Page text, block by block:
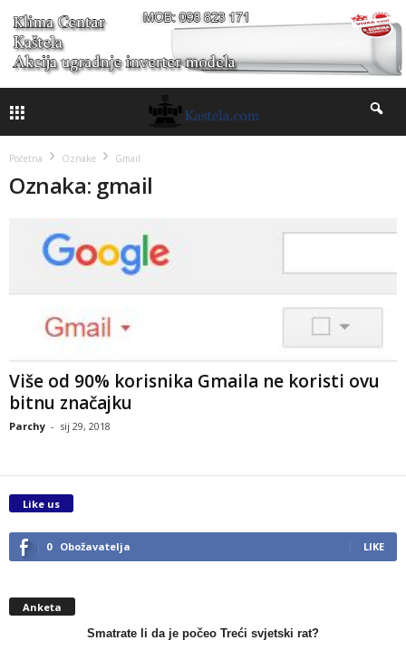
Početna Oznake Gmail
Oznaka: gmail
Više od 90% korisnika Gmaila ne koristi ovu
bitnu značajku
Parchy - sij 29, 2018
Like us
0 Obožavatelja LIKE
Anketa
Smatrate li da je počeo Treći svjetski rat?